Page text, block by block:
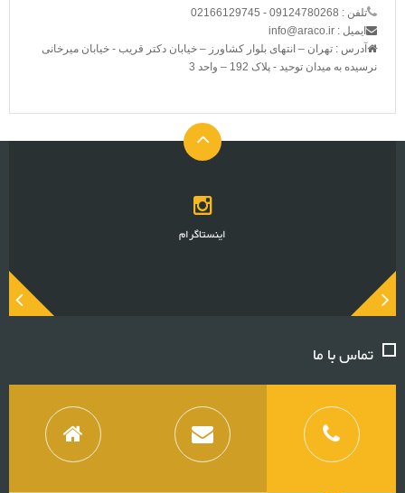
تلفن : 09124780268 - 02166129745
ایمیل : info@araco.ir
آدرس : تهران – انتهای بلوار کشاورز – خیابان دکتر قریب - خیابان میرخانی
نرسیده به میدان توحید - پلاک 192 – واحد 3
اینستاگرام
تماس با ما